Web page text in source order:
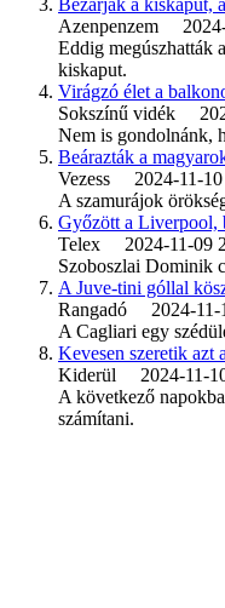
Bezárják a kiskaput,
Azenpenzem
Eddig megúszhatták
kiskaput.
Virágzó élet a
Sokszínű vidék
Nem is gondolnánk,
Beárazták a
Vezess 2024-11-
A szamurájok
Győzött a Liverpool,
Telex 2024-11-09
Szoboszlai Dominik
A Juve-tini góllal
Rangadó 2024-
A Cagliari egy
Kevesen szeretik azt
Kiderül 2024-11-
A következő
számítani.